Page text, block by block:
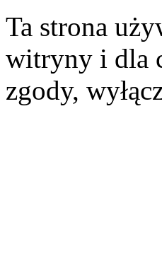
Ta strona
witryny i dla
zgody,